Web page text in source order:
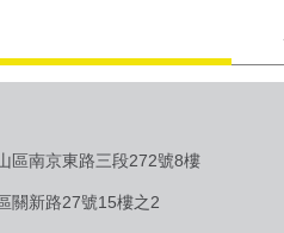
區南京東路三段272號8樓
關新路27號15樓之2